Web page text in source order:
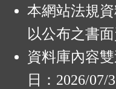
本網站法規
以公布之書面
資料庫內容
日：2026/07/